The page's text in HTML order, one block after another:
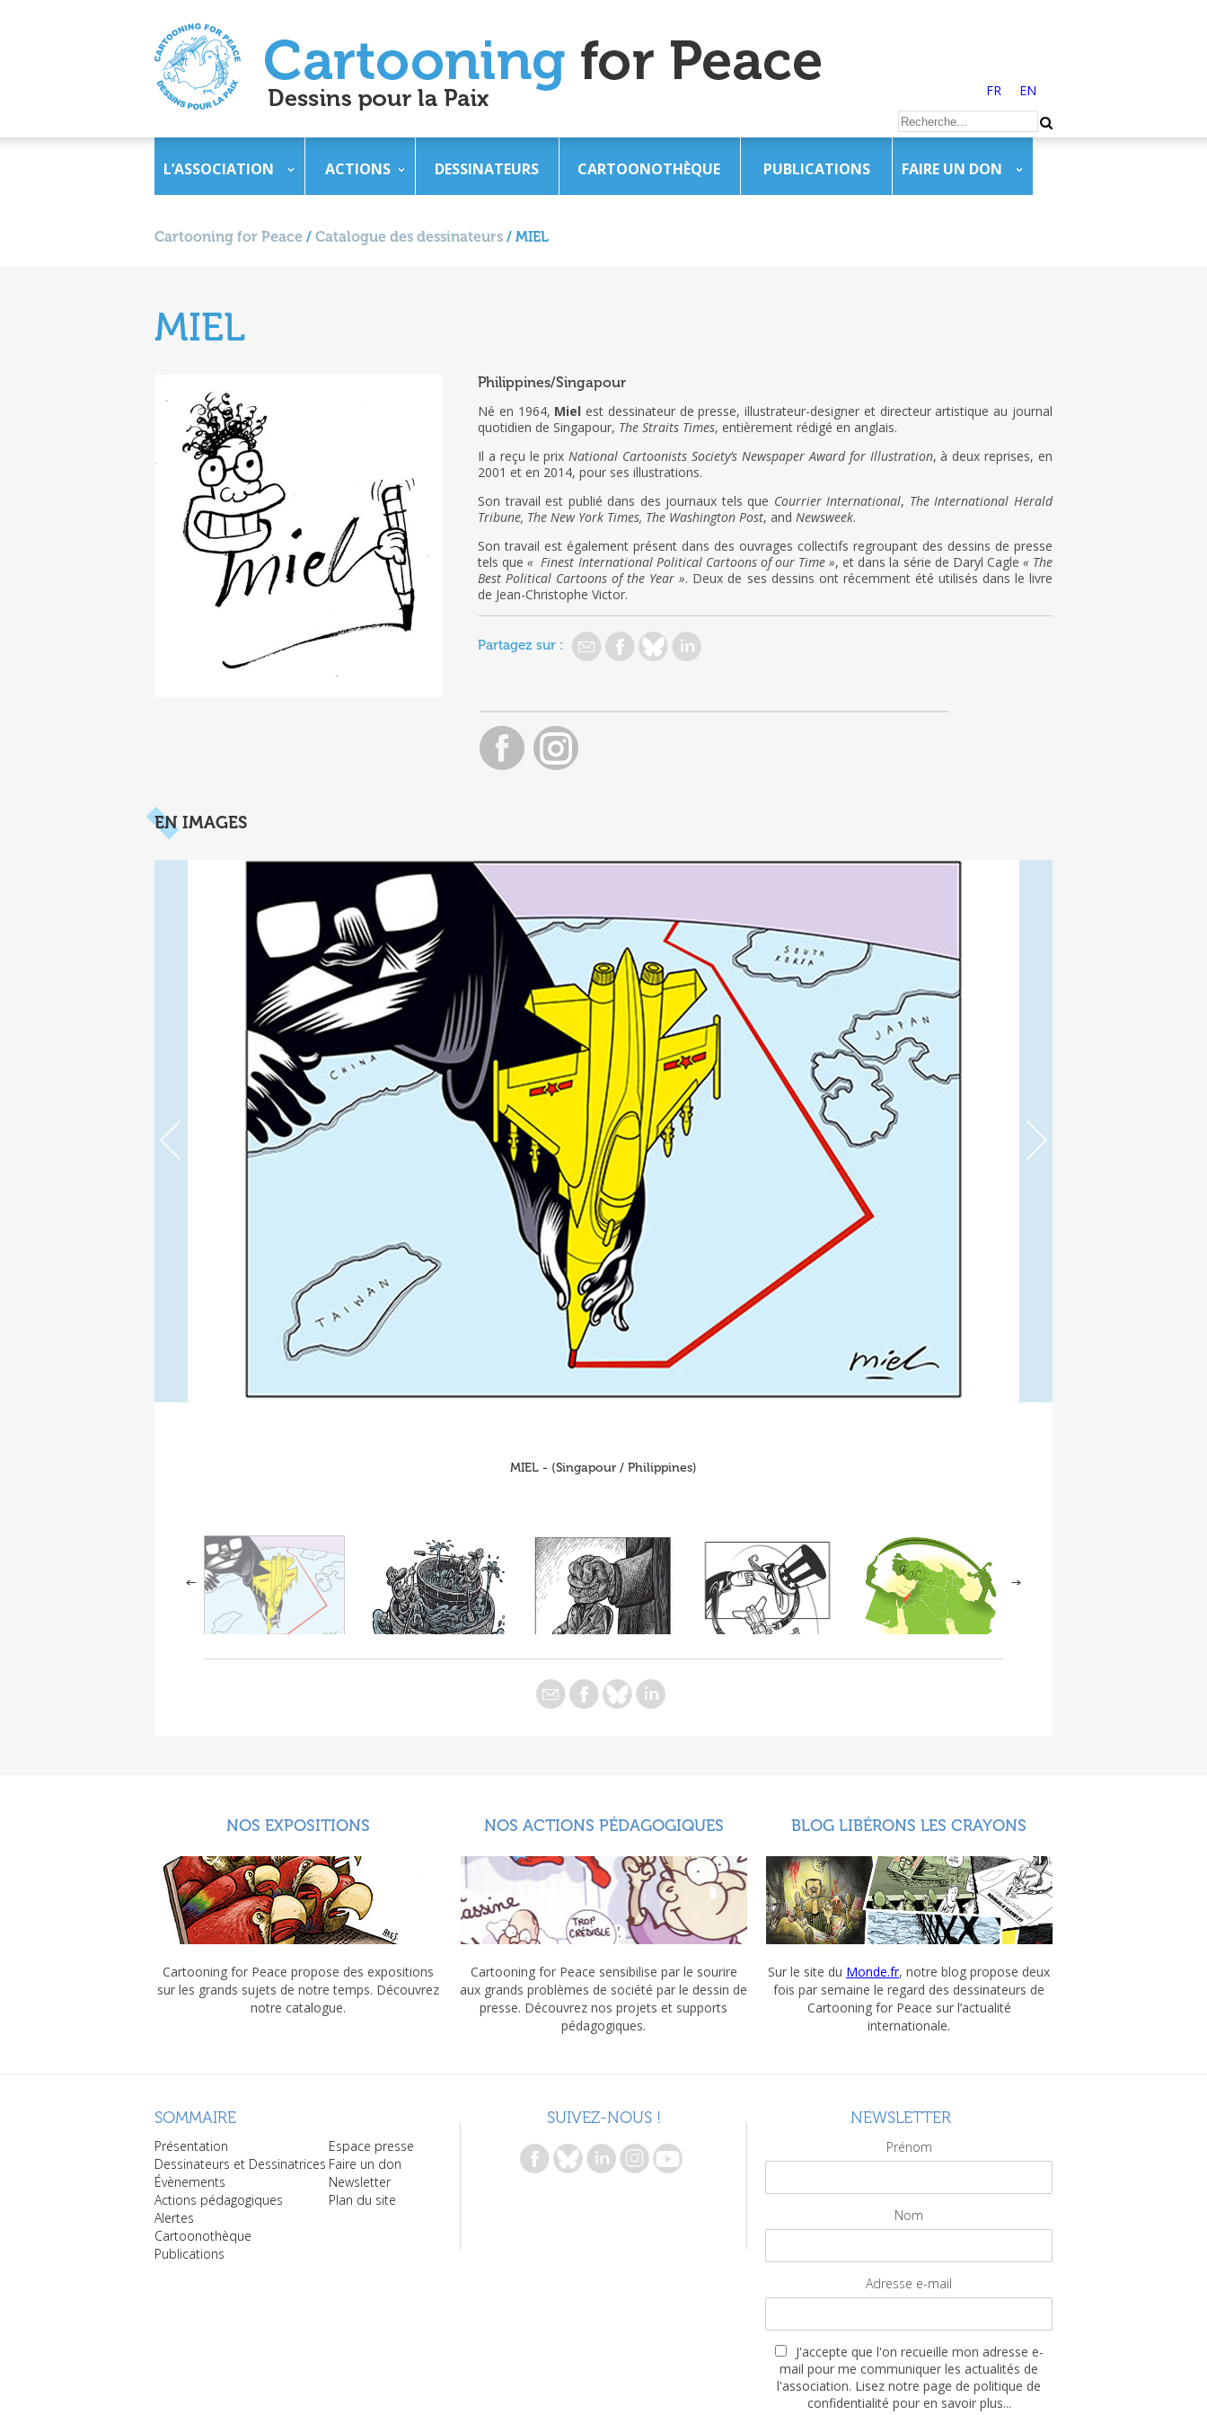
FR EN
L’ASSOCIATION ACTIONS DESSINATEURS CARTOONOTHÈQUE PUBLICATIONS FAIRE UN DON
Cartooning for Peace / Catalogue des dessinateurs / MIEL
MIEL
Philippines/Singapour
Né en 1964, Miel est dessinateur de presse, illustrateur-designer et directeur artistique au journal
quotidien de Singapour, The Straits Times, entièrement rédigé en anglais.
Il a reçu le prixNational Cartoonists Society’s Newspaper Award for Illustration, à deux reprises, en
2001 et en 2014, pour ses illustrations.
Son travail est publié dans des journaux tels que Courrier International, The International Herald
Tribune, The New York Times, The Washington Post, and Newsweek.
Son travail est également présent dans des ouvrages collectifs regroupant des dessins de presse
tels que« Finest International Political Cartoons of our Time », et dans la série de Daryl Cagle « The
Best Political Cartoons of the Year ». Deux de ses dessins ont récemment été utilisés dans le livre
de Jean-Christophe Victor.
Partagez sur :
EN IMAGES
MIEL - (Singapour / Philippines)
NOS EXPOSITIONS
Cartooning for Peace propose des expositions
sur les grands sujets de notre temps. Découvrez
notre catalogue.
NOS ACTIONS PÉDAGOGIQUES
Cartooning for Peace sensibilise par le sourire
aux grands problèmes de société par le dessin de
presse. Découvrez nos projets et supports
pédagogiques.
BLOG LIBÉRONS LES CRAYONS
Sur le site du Monde.fr, notre blog propose deux
fois par semaine le regard des dessinateurs de
Cartooning for Peace sur l’actualité
internationale.
SOMMAIRE
Présentation
Dessinateurs et Dessinatrices
Évènements
Actions pédagogiques
Alertes
Cartoonothèque
Publications
Espace presse
Faire un don
Newsletter
Plan du site
SUIVEZ-NOUS ! NEWSLETTER
Prénom
Nom
Adresse e-mail
J'accepte que l'on recueille mon adresse e-
mail pour me communiquer les actualités de
l'association. Lisez notre page de politique de
confidentialité pour en savoir plus...